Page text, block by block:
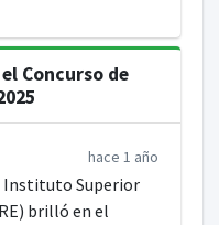
el Concurso de
hace 1 año
Instituto Superior
brilló en el